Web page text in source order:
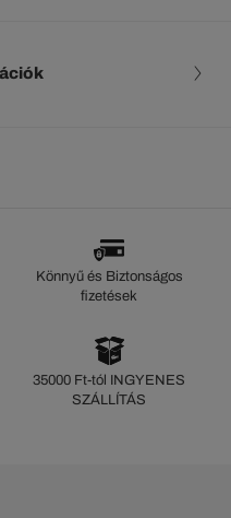
Könnyű és Biztonságos
fizetések
35000 Ft-tól INGYENES
SZÁLLÍTÁS